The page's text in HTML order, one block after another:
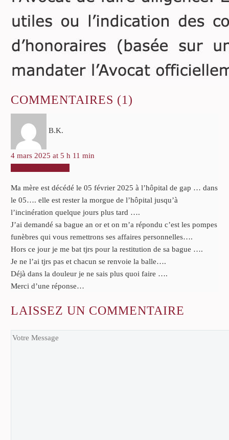
COMMENTAIRES (1)
B.K.
4 mars 2025 at 5 h 11 min
Ma mère est décédé le 05 février 2025 à l’hôpital de gap … dans
le 05…. elle est rester la morgue de l’hôpital jusqu’à
l’incinération quelque jours plus tard ….
J’ai demandé sa bague an or et on m’a répondu c’est les pompes
funèbres qui vous remettrons ses affaires personnelles….
Hors ce jour je me bat tjrs pour la restitution de sa bague ….
Je ne l’ai tjrs pas et chacun se renvoie la balle….
Déjà dans la douleur je ne sais plus quoi faire ….
Merci d’une réponse…
LAISSEZ UN COMMENTAIRE